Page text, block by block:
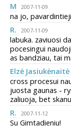
M
2007-11-09
na jo,
R.
2007-11-09
labuka. zaviuosi
pocesingui
as bandziau, tai
Elzė Jasiukėnaitė
cross procesui
juosta gaunas -
zaliuoja, bet
R.
2007-11-12
Su Gimtadieniu!